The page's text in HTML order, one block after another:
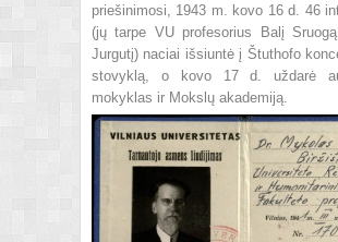
priešinimosi, 1943 m. kovo 16 d. 46
(jų tarpe VU profesorius Balį
Jurgutį) naciai išsiuntė į Štuthofo
stovyklą, o kovo 17 d. uždarė
mokyklas ir Mokslų akademiją.